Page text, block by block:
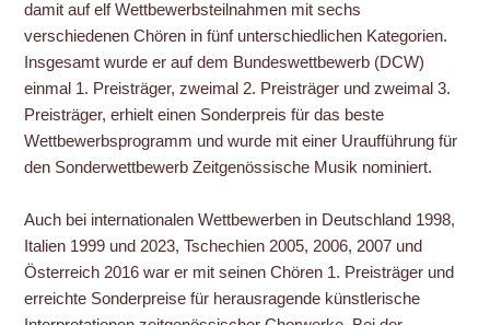
damit auf elf Wettbewerbsteilnahmen mit sechs
verschiedenen Chören in fünf unterschiedlichen Kategorien.
Insgesamt wurde er auf dem Bundeswettbewerb (DCW)
einmal 1. Preisträger, zweimal 2. Preisträger und zweimal 3.
Preisträger, erhielt einen Sonderpreis für das beste
Wettbewerbsprogramm und wurde mit einer Uraufführung für
den Sonderwettbewerb Zeitgenössische Musik nominiert.
Auch bei internationalen Wettbewerben in Deutschland 1998,
Italien 1999 und 2023, Tschechien 2005, 2006, 2007 und
Österreich 2016 war er mit seinen Chören 1. Preisträger und
erreichte Sonderpreise für herausragende künstlerische